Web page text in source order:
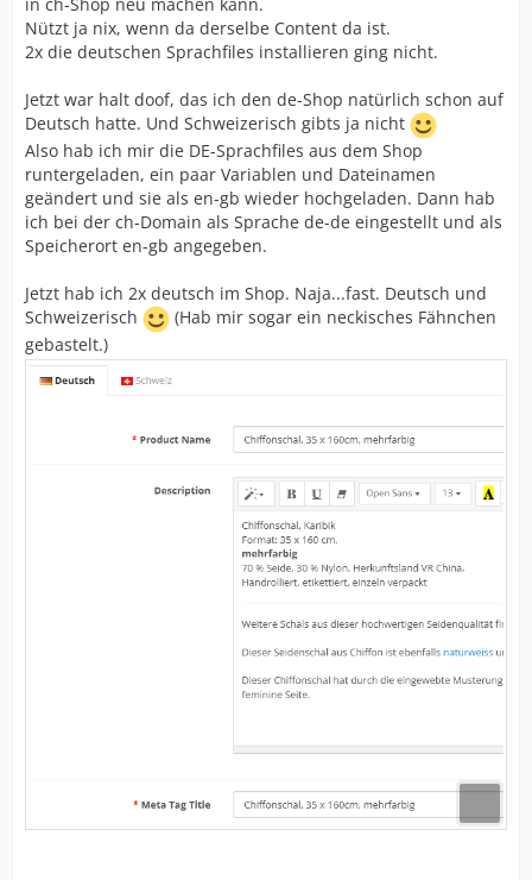
Nützt ja nix, wenn da derselbe Content da ist.
2x die deutschen Sprachfiles installieren ging nicht.
Jetzt war halt doof, das ich den de-Shop natürlich schon auf
Deutsch hatte. Und Schweizerisch gibts ja nicht
Also hab ich mir die DE-Sprachfiles aus dem Shop
runtergeladen, ein paar Variablen und Dateinamen
geändert und sie als en-gb wieder hochgeladen. Dann hab
ich bei der ch-Domain als Sprache de-de eingestellt und als
Speicherort en-gb angegeben.
Jetzt hab ich 2x deutsch im Shop. Naja...fast. Deutsch und
Schweizerisch
(Hab mir sogar ein neckisches Fähnchen
gebastelt.)